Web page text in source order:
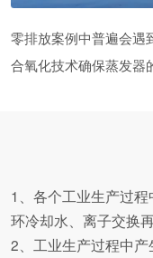
零排放案例中普遍会
合氧化技术确保蒸发器
1、各个工业生产过
环冷却水、离子交换
2、工业生产过程中